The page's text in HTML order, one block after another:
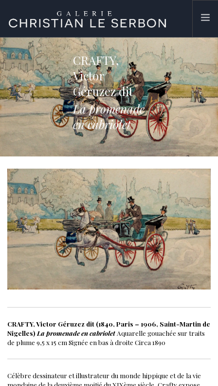
ACCUEIL
ŒUVRES
GALERIE
CONTACT
SEARCH SITE
CRAFTY,
Victor
Géruzez dit
La promenade
en cabriolet
CRAFTY, Victor Géruzez dit (1840, Paris – 1906, Saint-Martin de
Nigelles) La promenade en cabrioletAquarelle gouachée sur traits
de plume 9,5 x 15 cm Signée en bas à droite Circa 1890
Célèbre dessinateur et illustrateur du monde hippique et de la vie